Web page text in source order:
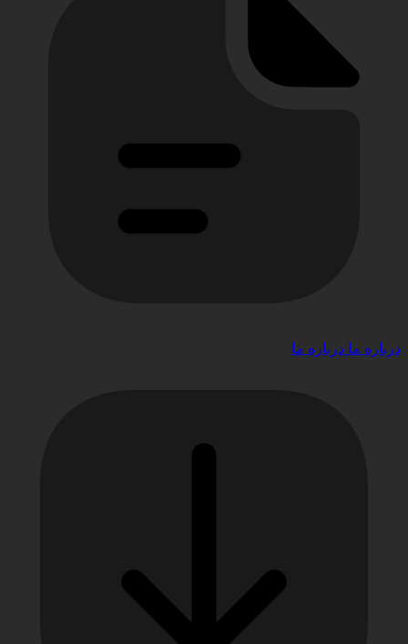
درباره ما درباره ما